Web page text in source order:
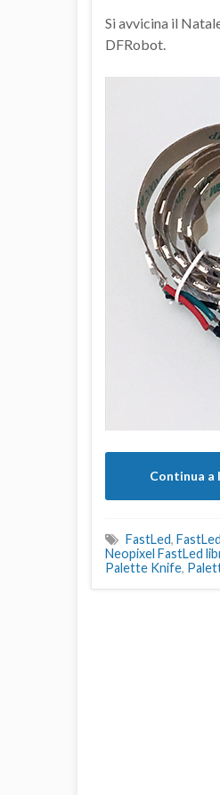
Si avvicina il
DFRobot.
Continua a
FastLed,
Neopixel FastLed
Palette Knife,